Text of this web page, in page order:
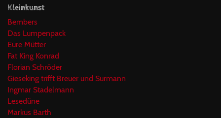
Kleinkunst
Bembers
Das Lumpenpack
Eure Mütter
Fat King Konrad
Florian Schröder
Gieseking trifft Breuer und Surmann
Ingmar Stadelmann
Lesedüne
Markus Barth